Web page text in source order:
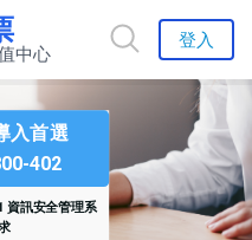
中心
登入
入首選
402
資訊安全管理系